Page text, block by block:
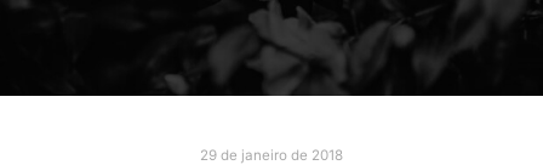
29 de janeiro de 2018